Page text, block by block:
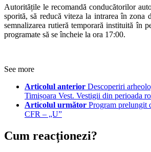
Autoritățile le recomandă conducătorilor
sporită, să reducă viteza la intrarea în zona
semnalizarea rutieră temporară instituită în
programate să se încheie la ora 17:00.
See more
Articolul anterior Descoperiri
Timișoara Vest. Vestigii din perioada
Articolul următor Program prelungit
CFR – „U”
Cum reacționezi?